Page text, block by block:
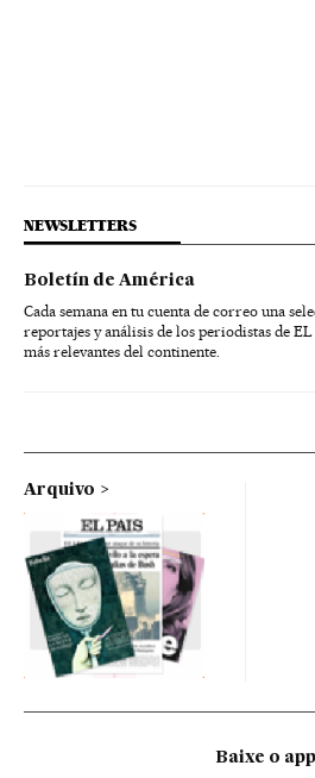
NEWSLETTERS
Boletín de América
Cada semana en tu cuenta de correo una
reportajes y análisis de los periodistas de
más relevantes del continente.
Arquivo
Baixe o app